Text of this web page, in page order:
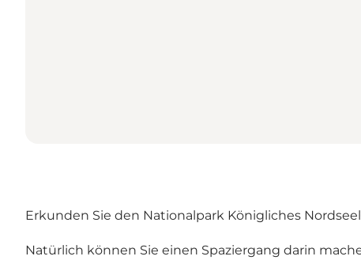
Erkunden Sie den Nationalpark Königliches
Natürlich können Sie einen Spaziergang darin